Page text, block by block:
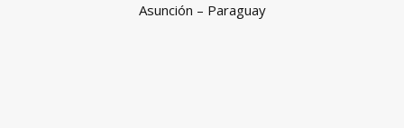
Asunción – Paraguay